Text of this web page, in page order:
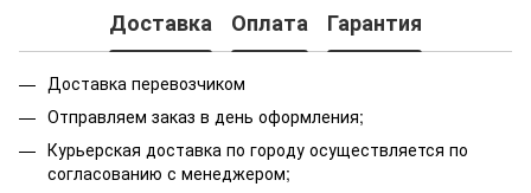
Доставка Оплата Гарантия
Доставка перевозчиком
Отправляем заказ в день оформления;
Курьерская доставка по городу осуществляется по
согласованию с менеджером;